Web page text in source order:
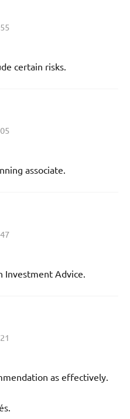
certain risks.
associate.
Advice.
as effectively.